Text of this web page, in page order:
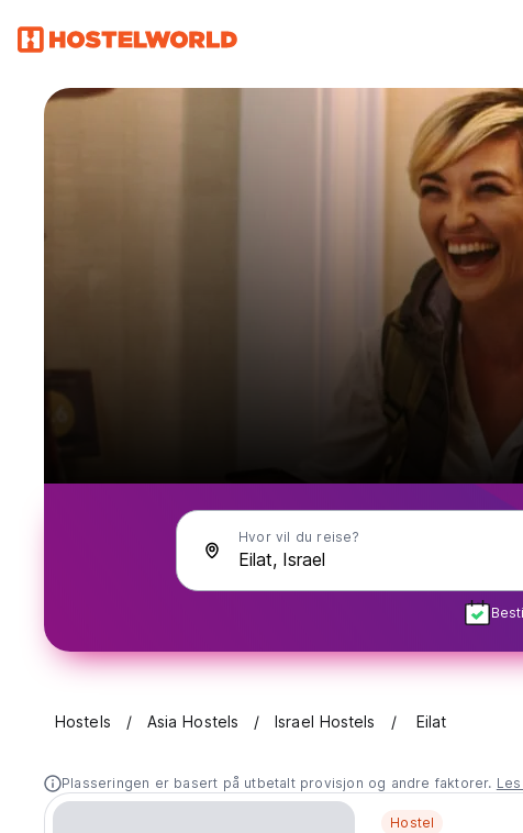
Hvor vil du reise?
Hostels Asia Hostels Israel Hostels Eilat
Plasseringen er basert på utbetalt provisjon og andre faktorer.
Hostel